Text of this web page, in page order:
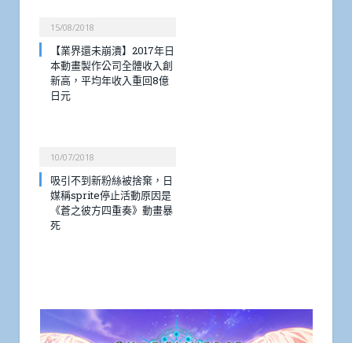
15/08/2018
【業界還未崩潰】2017年日
本動畫製作公司全體收入創
新高，平均年收入重回8億
日元
10/07/2018
吸引不到新粉絲被捨棄，日
媒稱sprite停止活動原因是
《蒼之彼方四重奏》動畫暴
死